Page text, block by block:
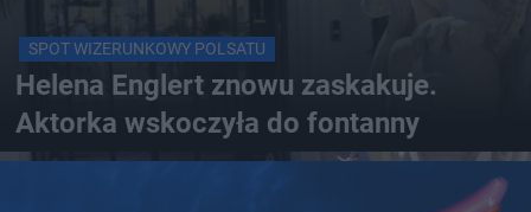
SPOT WIZERUNKOWY POLSATU
Helena Englert znowu zaskakuje.
Aktorka wskoczyła do fontanny